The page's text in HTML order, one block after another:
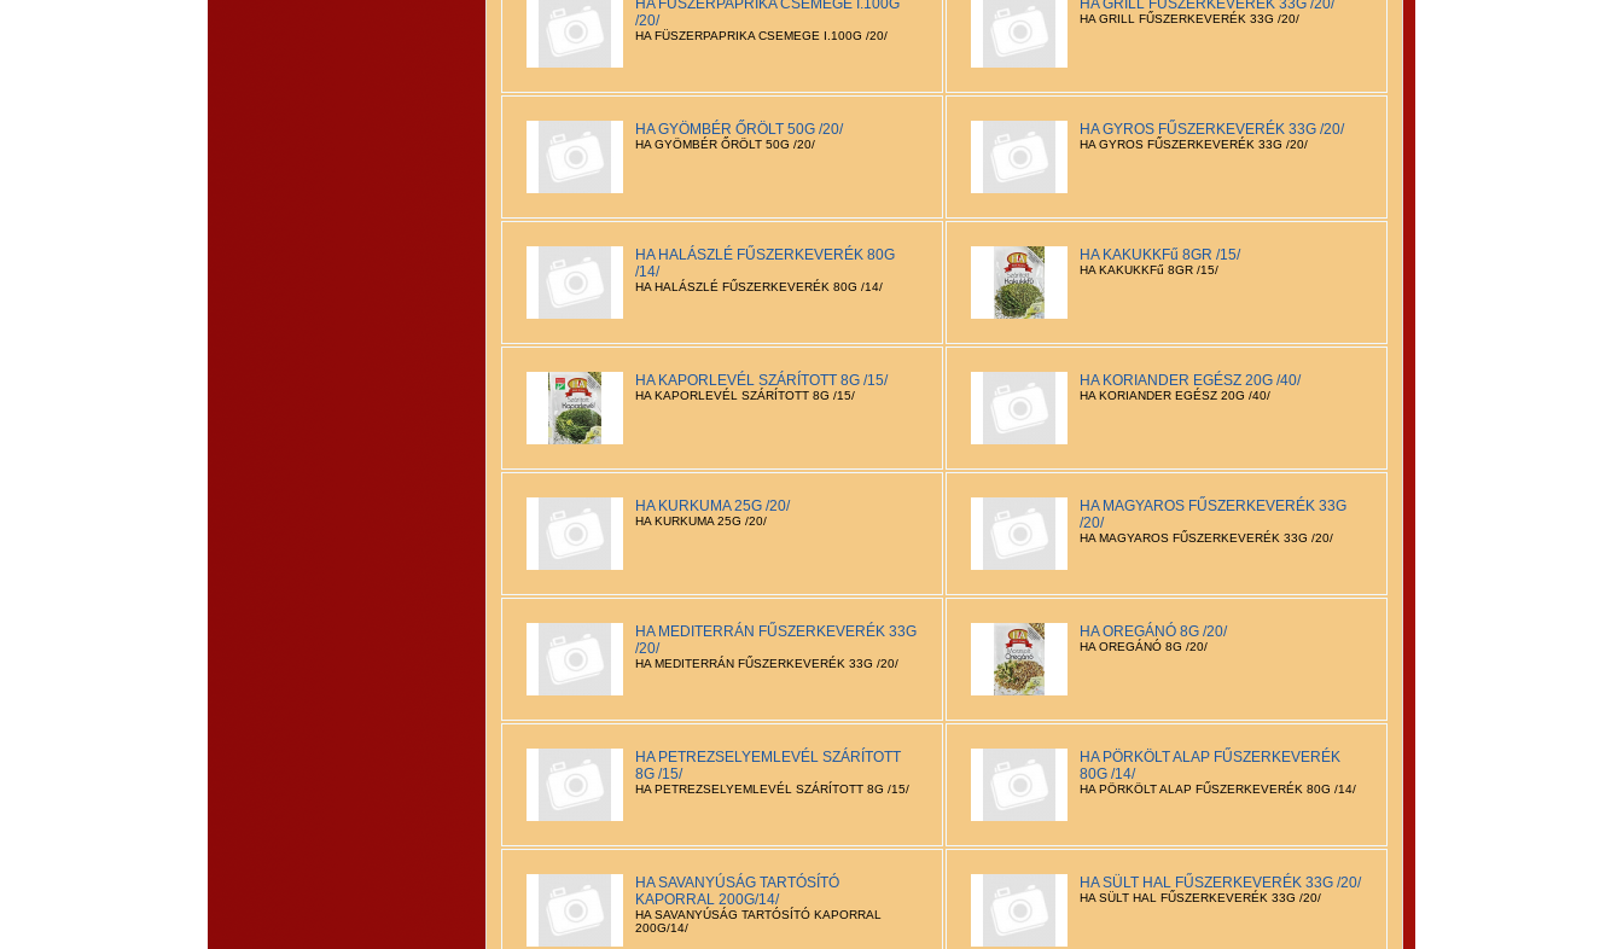
HA FÜSZERPAPRIKA CSEMEGE I.100G
/20/
HA FÜSZERPAPRIKA CSEMEGE I.100G /20/
HA GRILL FŰSZERKEVERÉK 33G /20/
HA GRILL FŰSZERKEVERÉK 33G /20/
HA GYÖMBÉR ŐRÖLT 50G /20/
HA GYÖMBÉR ŐRÖLT 50G /20/
HA GYROS FŰSZERKEVERÉK 33G /20/
HA GYROS FŰSZERKEVERÉK 33G /20/
HA HALÁSZLÉ FŰSZERKEVERÉK 80G
/14/
HA HALÁSZLÉ FŰSZERKEVERÉK 80G /14/
HA KAKUKKFű 8GR /15/
HA KAKUKKFű 8GR /15/
HA KAPORLEVÉL SZÁRÍTOTT 8G /15/
HA KAPORLEVÉL SZÁRÍTOTT 8G /15/
HA KORIANDER EGÉSZ 20G /40/
HA KORIANDER EGÉSZ 20G /40/
HA KURKUMA 25G /20/
HA KURKUMA 25G /20/
HA MAGYAROS FŰSZERKEVERÉK 33G
/20/
HA MAGYAROS FŰSZERKEVERÉK 33G /20/
HA MEDITERRÁN FŰSZERKEVERÉK 33G
/20/
HA MEDITERRÁN FŰSZERKEVERÉK 33G /20/
HA OREGÁNÓ 8G /20/
HA OREGÁNÓ 8G /20/
HA PETREZSELYEMLEVÉL SZÁRÍTOTT
8G /15/
HA PETREZSELYEMLEVÉL SZÁRÍTOTT 8G /15/
HA PÖRKÖLT ALAP FŰSZERKEVERÉK
80G /14/
HA PÖRKÖLT ALAP FŰSZERKEVERÉK 80G /14/
HA SAVANYÚSÁG TARTÓSÍTÓ
KAPORRAL 200G/14/
HA SAVANYÚSÁG TARTÓSÍTÓ KAPORRAL
200G/14/
HA SÜLT HAL FŰSZERKEVERÉK 33G /20/
HA SÜLT HAL FŰSZERKEVERÉK 33G /20/